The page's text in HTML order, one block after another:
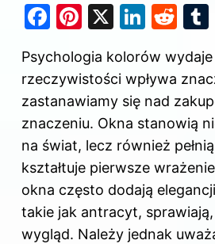
F
c
e
b
o
o
k
Pi
er
e
st
X
Li
n
k
e
dI
n
R
d
di
t
Psychologia kolorów
rzeczywistości wpływa
zastanawiamy się nad
znaczeniu. Okna stanowią
na świat, lecz również
kształtuje pierwsze
okna często dodają
takie jak antracyt,
wygląd. Należy jednak